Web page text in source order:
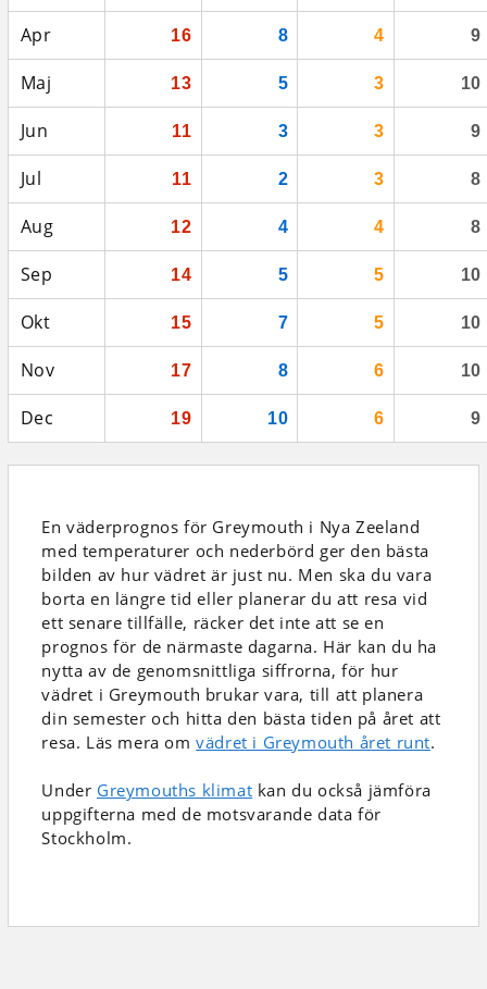
Apr 16 8 4 9
Maj 13 5 3 10
Jun 11 3 3 9
Jul 11 2 3 8
Aug 12 4 4 8
Sep 14 5 5 10
Okt 15 7 5 10
Nov 17 8 6 10
Dec 19 10 6 9
En väderprognos för Greymouth i Nya Zeeland
med temperaturer och nederbörd ger den bästa
bilden av hur vädret är just nu. Men ska du vara
borta en längre tid eller planerar du att resa vid
ett senare tillfälle, räcker det inte att se en
prognos för de närmaste dagarna. Här kan du ha
nytta av de genomsnittliga siffrorna, för hur
vädret i Greymouth brukar vara, till att planera
din semester och hitta den bästa tiden på året att
resa. Läs mera omvädret i Greymouth året runt.
Under Greymouths klimat kan du också jämföra
uppgifterna med de motsvarande data för
Stockholm.